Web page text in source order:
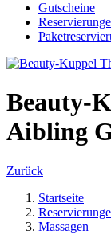
Gutscheine
Beauty-
Aibling
Zurück
Startseite
Massagen